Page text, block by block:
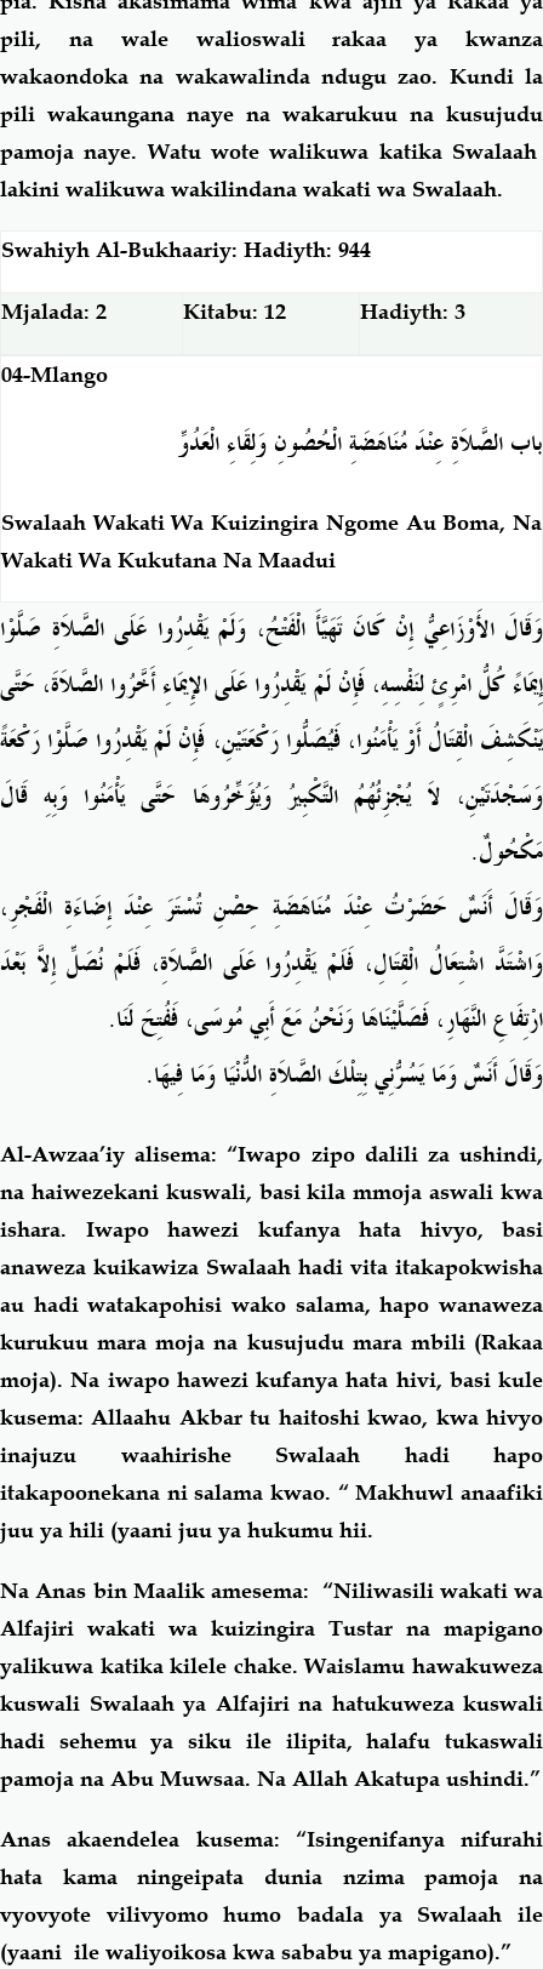
pili, na wale walioswali rakaa ya kwanza
wakaondoka na wakawalinda ndugu zao. Kundi la
pili wakaungana naye na wakarukuu na kusujudu
pamoja naye. Watu wote walikuwa katika Swalaah
lakini walikuwa wakilindana wakati wa Swalaah.
Swahiyh Al-Bukhaariy: Hadiyth: 944
Mjalada: 2 Kitabu: 12 Hadiyth: 3
04-Mlango
باب الصَّلاَةِ عِنْدَ مُنَاهَضَةِ الْحُصُونِ وَلِقَاءِ الْعَدُوِّ
Swalaah Wakati Wa Kuizingira Ngome Au Boma, Na
Wakati Wa Kukutana Na Maadui
وَقَالَ الأَوْزَاعِيُّ إِنْ كَانَ تَهَيَّأَ الْفَتْحُ، وَلَمْ يَقْدِرُوا عَلَى الصَّلاَةِ صَلَّوْا
إِيمَاءً كُلُّ امْرِئٍ لِنَفْسِهِ، فَإِنْ لَمْ يَقْدِرُوا عَلَى الإِيمَاءِ أَخَّرُوا الصَّلاَةَ، حَتَّى
يَنْكَشِفَ الْقِتَالُ أَوْ يَأْمَنُوا، فَيُصَلُّوا رَكْعَتَيْنِ، فَإِنْ لَمْ يَقْدِرُوا صَلَّوْا رَكْعَةً
وَسَجْدَتَيْنِ، لاَ يُجْزِئُهُمُ التَّكْبِيرُ وَيُؤَخِّرُوهَا حَتَّى يَأْمَنُوا وَبِهِ قَالَ
مَكْحُولٌ.
وَقَالَ أَنَسٌ حَضَرْتُ عِنْدَ مُنَاهَضَةِ حِصْنِ تُسْتَرَ عِنْدَ إِضَاءَةِ الْفَجْرِ،
وَاشْتَدَّ اشْتِعَالُ الْقِتَالِ، فَلَمْ يَقْدِرُوا عَلَى الصَّلاَةِ، فَلَمْ نُصَلِّ إِلاَّ بَعْدَ
ارْتِفَاعِ النَّهَارِ، فَصَلَّيْنَاهَا وَنَحْنُ مَعَ أَبِي مُوسَى، فَفُتِحَ لَنَا.
وَقَالَ أَنَسٌ وَمَا يَسُرُّنِي بِتِلْكَ الصَّلاَةِ الدُّنْيَا وَمَا فِيهَا.
Al-Awzaa’iy alisema: “Iwapo zipo dalili za ushindi,
na haiwezekani kuswali, basi kila mmoja aswali kwa
ishara. Iwapo hawezi kufanya hata hivyo, basi
anaweza kuikawiza Swalaah hadi vita itakapokwisha
au hadi watakapohisi wako salama, hapo wanaweza
kurukuu mara moja na kusujudu mara mbili (Rakaa
moja). Na iwapo hawezi kufanya hata hivi, basi kule
kusema: Allaahu Akbar tu haitoshi kwao, kwa hivyo
inajuzu waahirishe Swalaah hadi hapo
itakapoonekana ni salama kwao. “ Makhuwl anaafiki
juu ya hili (yaani juu ya hukumu hii.
Na Anas bin Maalik amesema: “Niliwasili wakati wa
Alfajiri wakati wa kuizingira Tustar na mapigano
yalikuwa katika kilele chake. Waislamu hawakuweza
kuswali Swalaah ya Alfajiri na hatukuweza kuswali
hadi sehemu ya siku ile ilipita, halafu tukaswali
pamoja na Abu Muwsaa. Na Allah Akatupa ushindi.”
Anas akaendelea kusema: “Isingenifanya nifurahi
hata kama ningeipata dunia nzima pamoja na
vyovyote vilivyomo humo badala ya Swalaah ile
(yaani ile waliyoikosa kwa sababu ya mapigano).”